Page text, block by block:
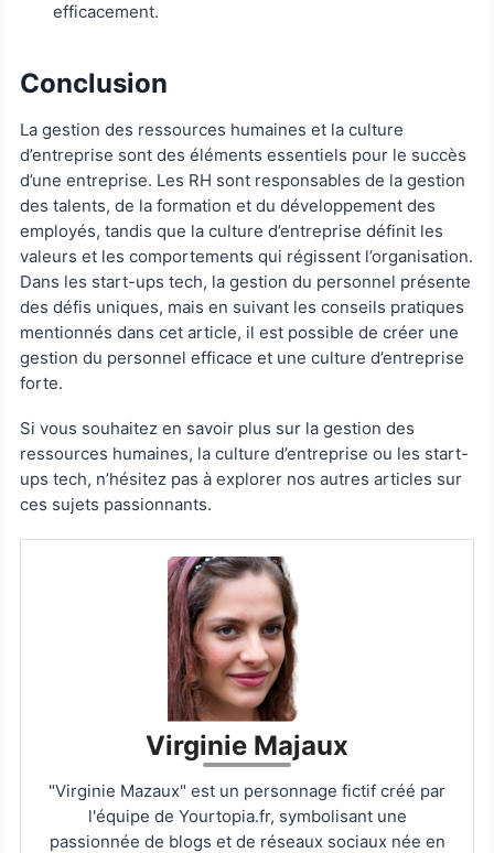
efficacement.
Conclusion
La gestion des ressources humaines et la culture
d’entreprise sont des éléments essentiels pour le succès
d’une entreprise. Les RH sont responsables de la gestion
des talents, de la formation et du développement des
employés, tandis que la culture d’entreprise définit les
valeurs et les comportements qui régissent l’organisation.
Dans les start-ups tech, la gestion du personnel présente
des défis uniques, mais en suivant les conseils pratiques
mentionnés dans cet article, il est possible de créer une
gestion du personnel efficace et une culture d’entreprise
forte.
Si vous souhaitez en savoir plus sur la gestion des
ressources humaines, la culture d’entreprise ou les start-
ups tech, n’hésitez pas à explorer nos autres articles sur
ces sujets passionnants.
Virginie Majaux
"Virginie Mazaux" est un personnage fictif créé par
l'équipe de Yourtopia.fr, symbolisant une
passionnée de blogs et de réseaux sociaux née en